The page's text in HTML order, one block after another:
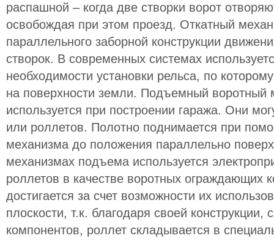
распашной – когда две створки ворот
освобождая при этом проезд. Откатный
параллельного заборной конструкции
створок. В современных системах
необходимости установки рельса, по
на поверхности земли. Подъемный воротный
используется при построении гаража. Они
или роллетов. Полотно поднимается при
механизма до положения параллельно
механизмах подъема используется
роллетов в качестве воротных ограждающих
достигается за счет возможности их
плоскости, т.к. благодаря своей
компонентов, роллет складывается в